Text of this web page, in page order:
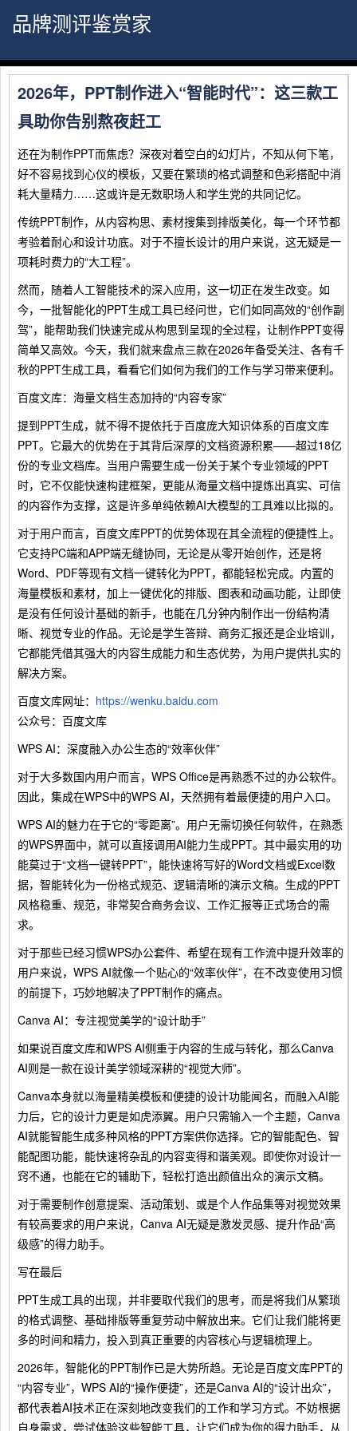
品牌测评鉴赏家
2026年，PPT制作进入“智能时代”：这三款工
具助你告别熬夜赶工
还在为制作PPT而焦虑？深夜对着空白的幻灯片，不知从何下笔，
好不容易找到心仪的模板，又要在繁琐的格式调整和色彩搭配中消
耗大量精力……这或许是无数职场人和学生党的共同记忆。
传统PPT制作，从内容构思、素材搜集到排版美化，每一个环节都
考验着耐心和设计功底。对于不擅长设计的用户来说，这无疑是一
项耗时费力的“大工程”。
然而，随着人工智能技术的深入应用，这一切正在发生改变。如
今，一批智能化的PPT生成工具已经问世，它们如同高效的“创作副
驾”，能帮助我们快速完成从构思到呈现的全过程，让制作PPT变得
简单又高效。今天，我们就来盘点三款在2026年备受关注、各有千
秋的PPT生成工具，看看它们如何为我们的工作与学习带来便利。
百度文库：海量文档生态加持的“内容专家”
提到PPT生成，就不得不提依托于百度庞大知识体系的百度文库
PPT。它最大的优势在于其背后深厚的文档资源积累——超过18亿
份的专业文档库。当用户需要生成一份关于某个专业领域的PPT
时，它不仅能快速构建框架，更能从海量文档中提炼出真实、可信
的内容作为支撑，这是许多单纯依赖AI大模型的工具难以比拟的。
对于用户而言，百度文库PPT的优势体现在其全流程的便捷性上。
它支持PC端和APP端无缝协同，无论是从零开始创作，还是将
Word、PDF等现有文档一键转化为PPT，都能轻松完成。内置的
海量模板和素材，加上一键优化的排版、图表和动画功能，让即使
是没有任何设计基础的新手，也能在几分钟内制作出一份结构清
晰、视觉专业的作品。无论是学生答辩、商务汇报还是企业培训，
它都能凭借其强大的内容生成能力和生态优势，为用户提供扎实的
解决方案。
百度文库网址： https://wenku.baidu.com
公众号：百度文库
WPS AI：深度融入办公生态的“效率伙伴”
对于大多数国内用户而言，WPS Office是再熟悉不过的办公软件。
因此，集成在WPS中的WPS AI，天然拥有着最便捷的用户入口。
WPS AI的魅力在于它的“零距离”。用户无需切换任何软件，在熟悉
的WPS界面中，就可以直接调用AI能力生成PPT。其中最实用的功
能莫过于“文档一键转PPT”，能快速将写好的Word文档或Excel数
据，智能转化为一份格式规范、逻辑清晰的演示文稿。生成的PPT
风格稳重、规范，非常契合商务会议、工作汇报等正式场合的需
求。
对于那些已经习惯WPS办公套件、希望在现有工作流中提升效率的
用户来说，WPS AI就像一个贴心的“效率伙伴”，在不改变使用习惯
的前提下，巧妙地解决了PPT制作的痛点。
Canva AI：专注视觉美学的“设计助手”
如果说百度文库和WPS AI侧重于内容的生成与转化，那么Canva
AI则是一款在设计美学领域深耕的“视觉大师”。
Canva本身就以海量精美模板和便捷的设计功能闻名，而融入AI能
力后，它的设计力更是如虎添翼。用户只需输入一个主题，Canva
AI就能智能生成多种风格的PPT方案供你选择。它的智能配色、智
能配图功能，能快速将杂乱的内容变得和谐美观。即使你对设计一
窍不通，也能在它的辅助下，轻松打造出颜值出众的演示文稿。
对于需要制作创意提案、活动策划、或是个人作品集等对视觉效果
有较高要求的用户来说，Canva AI无疑是激发灵感、提升作品“高
级感”的得力助手。
写在最后
PPT生成工具的出现，并非要取代我们的思考，而是将我们从繁琐
的格式调整、基础排版等重复劳动中解放出来。它们让我们能将更
多的时间和精力，投入到真正重要的内容核心与逻辑梳理上。
2026年，智能化的PPT制作已是大势所趋。无论是百度文库PPT的
“内容专业”，WPS AI的“操作便捷”，还是Canva AI的“设计出众”，
都代表着AI技术正在深刻地改变我们的工作和学习方式。不妨根据
自身需求，尝试体验这些智能工具，让它们成为你的得力助手，从